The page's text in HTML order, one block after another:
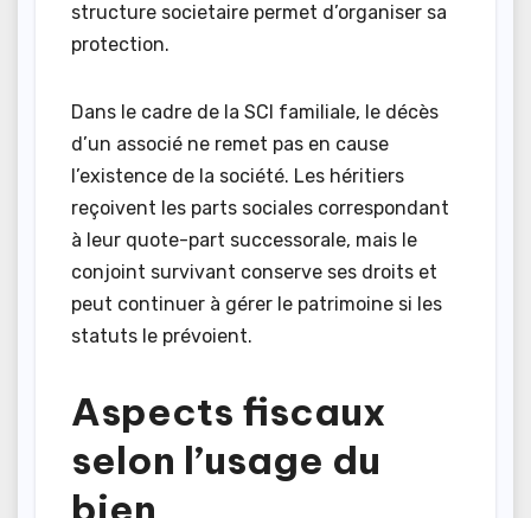
structure societaire permet d’organiser sa
protection.
Dans le cadre de la SCI familiale, le décès
d’un associé ne remet pas en cause
l’existence de la société. Les héritiers
reçoivent les parts sociales correspondant
à leur quote-part successorale, mais le
conjoint survivant conserve ses droits et
peut continuer à gérer le patrimoine si les
statuts le prévoient.
Aspects fiscaux
selon l’usage du